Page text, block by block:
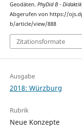
Geodäten. PhyDid B -
Abgerufen von https://
b/article/view/888
Zitationsformate
Ausgabe
2018: Würzburg
Rubrik
Neue Konzepte